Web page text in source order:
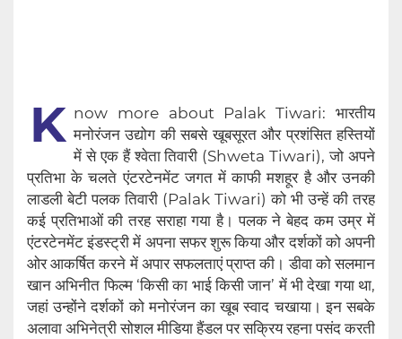
K now more about Palak Tiwari: भारतीय
मनोरंजन उद्योग की सबसे खूबसूरत और प्रशंसित हस्तियों
में से एक हैं श्वेता तिवारी (Shweta Tiwari), जो अपने
प्रतिभा के चलते एंटरटेनमेंट जगत में काफी मशहूर है और उनकी
लाडली बेटी पलक तिवारी (Palak Tiwari) को भी उन्हें की तरह
कई प्रतिभाओं की तरह सराहा गया है। पलक ने बेहद कम उम्र में
एंटरटेनमेंट इंडस्ट्री में अपना सफर शुरू किया और दर्शकों को अपनी
ओर आकर्षित करने में अपार सफलताएं प्राप्त की। डीवा को सलमान
खान अभिनीत फिल्म ‘किसी का भाई किसी जान’ में भी देखा गया था,
जहां उन्होंने दर्शकों को मनोरंजन का खूब स्वाद चखाया। इन सबके
अलावा अभिनेत्री सोशल मीडिया हैंडल पर सक्रिय रहना पसंद करती